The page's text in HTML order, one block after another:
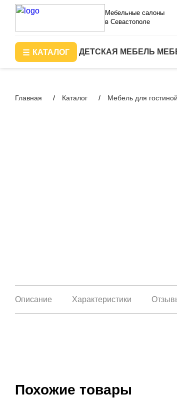
Мебельные салоны
в Севастополе
КАТАЛОГ ДЕТСКАЯ МЕБЕЛЬ
Главная Каталог Мебель для гостиной
Описание Характеристики
Похожие товары